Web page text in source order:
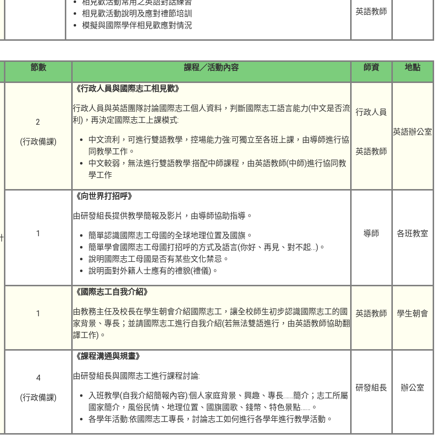
相見歡活動說明及應對禮節培訓
模擬與國際學伴相見歡應對情況
英語教師
節數 課程／活動內容 師資 地點
2
(行政備課)
《行政人員與國際志工相見歡》
行政人員與英語團隊討論國際志工個人資料，判斷國際志工語言能力(中文是否流
利)，再決定國際志工上課模式:
中文流利，可進行雙語教學，控場能力強:可獨立至各班上課，由導師進行協
同教學工作。
中文較弱，無法進行雙語教學:搭配中師課程，由英語教師(中師)進行協同教
學工作
行政人員
英語教師
英語辦公室
1
《向世界打招呼》
由研發組長提供教學簡報及影片，由導師協助指導。
簡單認識國際志工母國的全球地理位置及國旗。
簡單學會國際志工母國打招呼的方式及語言(你好、再見、對不起…)。
說明國際志工母國是否有某些文化禁忌。
說明面對外籍人士應有的禮貌(禮儀)。
導師 各班教室
1
《國際志工自我介紹》
由教務主任及校長在學生朝會介紹國際志工，讓全校師生初步認識國際志工的國
家背景、專長；並請國際志工進行自我介紹(若無法雙語進行，由英語教師協助翻
譯工作)。
英語教師 學生朝會
4
(行政備課)
《課程溝通與規畫》
由研發組長與國際志工進行課程討論:
入班教學(自我介紹簡報內容):個人家庭背景、興趣、專長……簡介；志工所屬
國家簡介，風俗民情、地理位置、國旗國歌、錢幣、特色景點……。
各學年活動:依國際志工專長，討論志工如何進行各學年進行教學活動。
研發組長 辦公室